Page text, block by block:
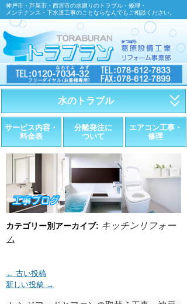
神戸市・芦屋市・西宮市の水廻りのトラブル・修理・
メンテナンス・下水道工事のことならなんでもご相談ください。
水のトラブル
・トイレが詰まったら
・トイレが漏れたら
・水道管が漏れたら
・排水が詰まったら
・水栓金具の取替え
・水廻りメンテナンス
サービス内容・
料金表
分離発注に
ついて
エアコン工事・
修理
カテゴリー別アーカイブ: キッチンリフォー
ム
← 古い投稿
新しい投稿 →